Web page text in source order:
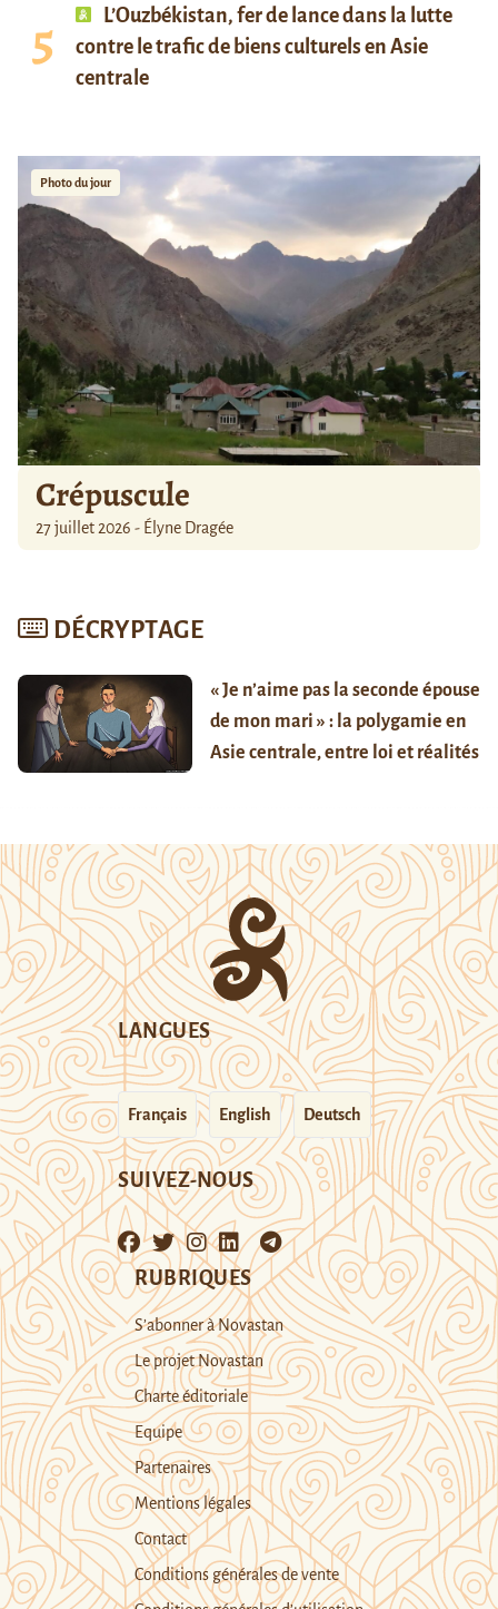
L’Ouzbékistan, fer de lance dans la lutte
contre le trafic de biens culturels en Asie
centrale
Photo du jour
Crépuscule
27 juillet 2026 - Élyne Dragée
DÉCRYPTAGE
« Je n’aime pas la seconde épouse
de mon mari » : la polygamie en
Asie centrale, entre loi et réalités
LANGUES
Français English Deutsch
SUIVEZ-NOUS
RUBRIQUES
S’abonner à Novastan
Le projet Novastan
Charte éditoriale
Equipe
Partenaires
Mentions légales
Contact
Conditions générales de vente